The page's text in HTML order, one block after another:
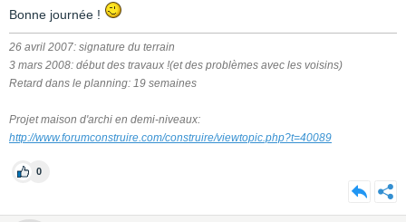
Bonne journée !
26 avril 2007: signature du terrain
3 mars 2008: début des travaux !(et des problèmes avec les voisins)
Retard dans le planning: 19 semaines
Projet maison d'archi en demi-niveaux:
http://www.forumconstruire.com/construire/viewtopic.php?t=40089
0